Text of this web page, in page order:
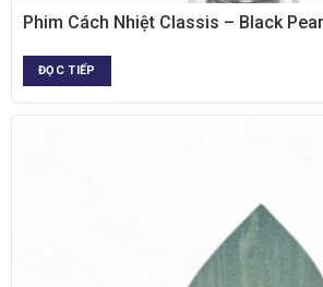
XEM NHANH
Phim Cách Nhiệt Classis – Black
ĐỌC TIẾP